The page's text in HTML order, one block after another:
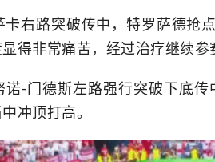
卡右路突破传中，特罗萨德抢
得非常痛苦，经过治疗继续参
诺-门德斯左路强行突破下底
冲顶打高。